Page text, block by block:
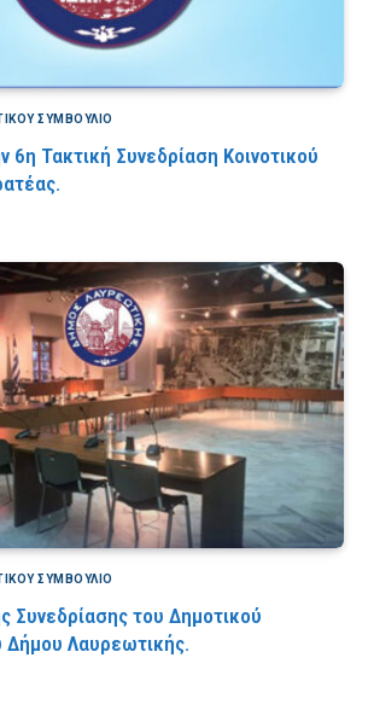
ΣΥΜΒΟΎΛΙΟ
6η Τακτική Συνεδρίαση Κοινοτικού
ΣΥΜΒΟΎΛΙΟ
Συνεδρίασης του Δημοτικού
Δήμου Λαυρεωτικής.